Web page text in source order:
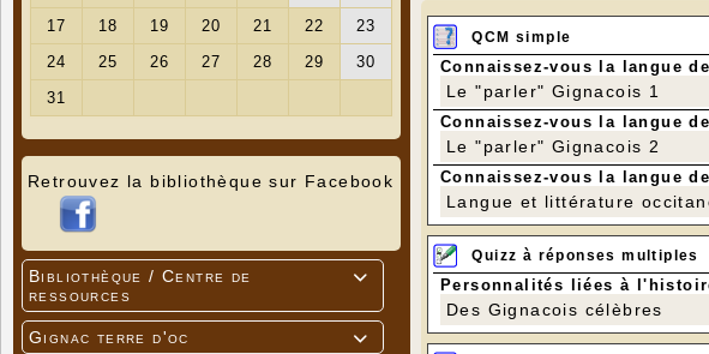
Retrouvez la bibliothèque sur Facebook

Bibliothèque / Centre de
ressources

Gignac terre d'oc
QCM simple
Connaissez-vous la langue
Le "parler" Gignacois 1
Connaissez-vous la langue
Le "parler" Gignacois 2
Connaissez-vous la langue
Langue et littérature
Quizz à réponses multiples
Personnalités liées à
Des Gignacois célèbres